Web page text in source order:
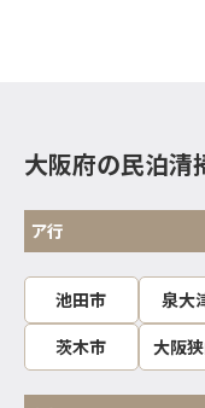
大阪府の民泊清
ア行
池田市 泉大
茨木市
大阪